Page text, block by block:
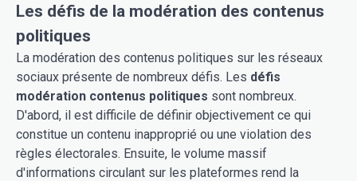
Les défis de la modération des contenus
politiques
La modération des contenus politiques sur les réseaux
sociaux présente de nombreux défis. Les défis
modération contenus politiques sont nombreux.
D'abord, il est difficile de définir objectivement ce qui
constitue un contenu inapproprié ou une violation des
règles électorales. Ensuite, le volume massif
d'informations circulant sur les plateformes rend la